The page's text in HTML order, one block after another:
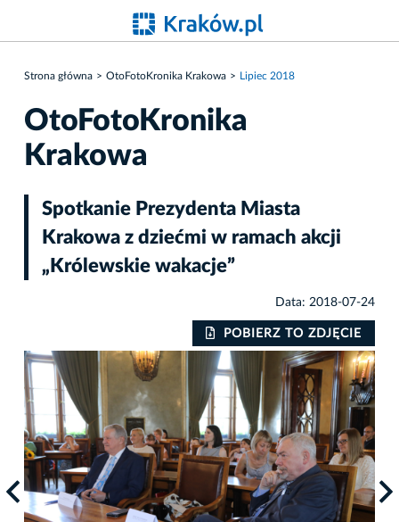
Strona główna OtoFotoKronika Krakowa Lipiec 2018
OtoFotoKronika
Krakowa
Spotkanie Prezydenta Miasta
Krakowa z dziećmi w ramach akcji
„Królewskie wakacje”
Data: 2018-07-24
POBIERZ TO ZDJĘCIE